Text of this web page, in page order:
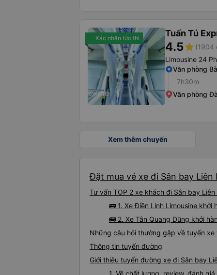
Xác nhận tức thì Tuấn Tú
4.5star (1904
Limousine 24
Văn phòng
7h30m
Văn phòng
Xem thêm chuyến
Đặt mua vé xe đi Sân bay
Tư vấn TOP 2 xe khách đi Sân bay
🚌 1. Xe Điền Linh Limousine khởi
🚌 2. Xe Tân Quang Dũng khởi
Những câu hỏi thường gặp về tuyến
Thông tin tuyến đường
Giới thiệu tuyến đường xe đi Sân bay